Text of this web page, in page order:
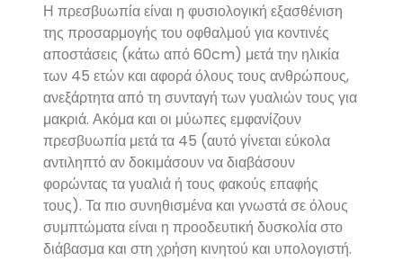
Η πρεσβυωπία είναι η φυσιολογική εξασθένιση
της προσαρμογής του οφθαλμού για κοντινές
αποστάσεις (κάτω από 60cm) μετά την ηλικία
των 45 ετών και αφορά όλους τους ανθρώπους,
ανεξάρτητα από τη συνταγή των γυαλιών τους για
μακριά. Ακόμα και οι μύωπες εμφανίζουν
πρεσβυωπία μετά τα 45 (αυτό γίνεται εύκολα
αντιληπτό αν δοκιμάσουν να διαβάσουν
φορώντας τα γυαλιά ή τους φακούς επαφής
τους). Τα πιο συνηθισμένα και γνωστά σε όλους
συμπτώματα είναι η προοδευτική δυσκολία στο
διάβασμα και στη χρήση κινητού και υπολογιστή.